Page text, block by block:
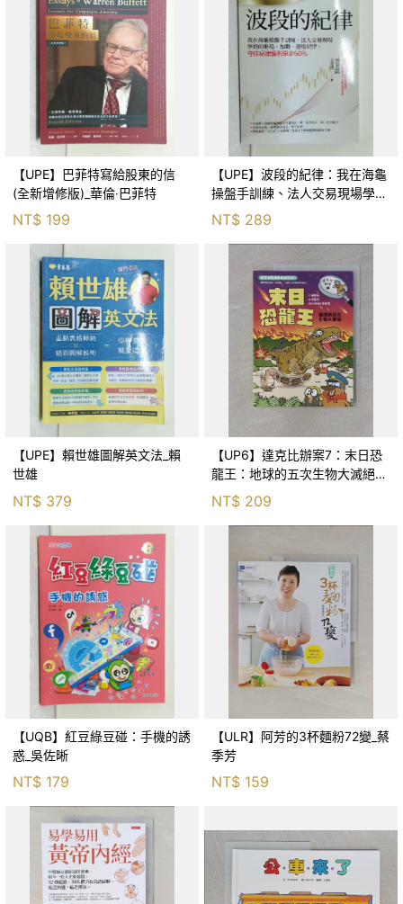
【UPE】巴菲特寫給股東的信
(全新增修版)_華倫‧巴菲特
NT$ 199
【UPE】波段的紀律：我在海龜
操盤手訓練、法人交易現場學到
的進場、加碼、退場紀律，守住
紀律獲利至少50％_雷老闆
NT$ 289
【UPE】賴世雄圖解英文法_賴
世雄
NT$ 379
【UP6】達克比辦案7：末日恐
龍王：地球的五次生物大滅絕_
胡妙芬
NT$ 209
【UQB】紅豆綠豆碰：手機的誘
惑_吳佐晰
NT$ 179
【ULR】阿芳的3杯麵粉72變_蔡
季芳
NT$ 159